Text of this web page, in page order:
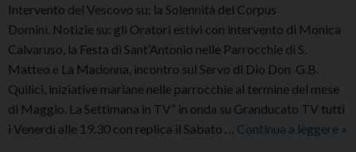
Intervento del Vescovo su: la Solennità del Corpus
Domini. Notizie su: gli Oratori estivi con intervento di Monica
Calvaruso, la Festa di Sant’Antonio nelle Parrocchie di S.
Matteo e La Madonna, incontro sul Servo di Dio Don G.B.
Quilici, iniziative mariane nelle parrocchie al termine del mese
di Maggio. La Settimana in TV” in onda su Granducato TV tutti
i Venerdì alle 19.30 con replica il Sabato … Continua a leggere La»